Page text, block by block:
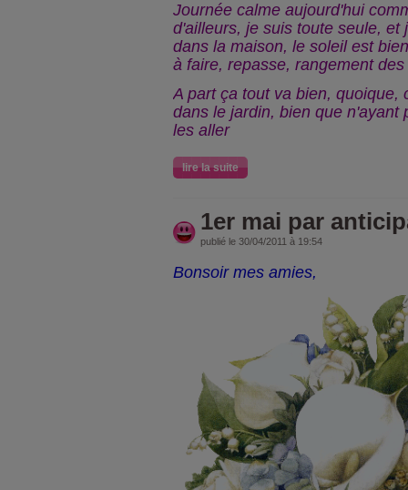
Journée calme aujourd'hui
d'ailleurs, je suis toute seule, et
dans la maison, le soleil est
à faire, repasse, rangement
A part ça tout va bien, quoique,
dans le jardin, bien que n'ayant
les aller
lire la suite
1er mai par
publié le 30/04/2011 à 19:54
Bonsoir mes amies,